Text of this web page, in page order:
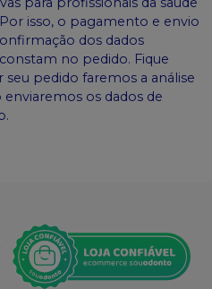
isso, o pagamento e envio
dos dados
no pedido. Fique
pedido faremos a análise
os dados de